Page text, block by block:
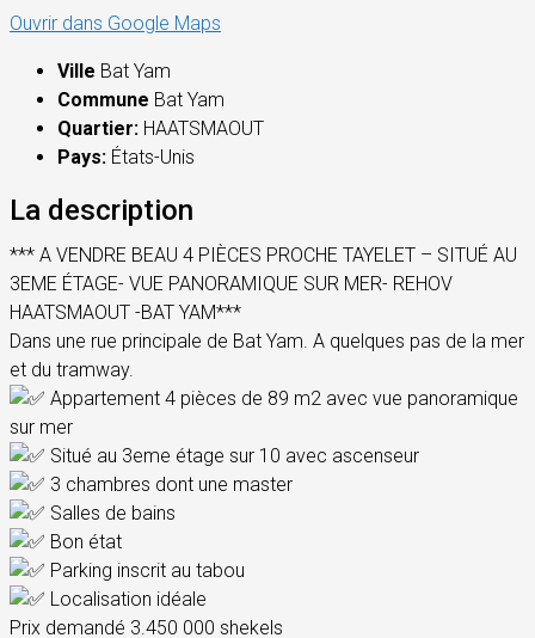
Ouvrir dans Google Maps
Ville Bat Yam
Commune Bat Yam
Quartier: HAATSMAOUT
Pays: États-Unis
La description
*** A VENDRE BEAU 4 PIÈCES PROCHE TAYELET – SITUÉ AU
3EME ÉTAGE- VUE PANORAMIQUE SUR MER- REHOV
HAATSMAOUT -BAT YAM***
Dans une rue principale de Bat Yam. A quelques pas de la mer
et du tramway.
Appartement 4 pièces de 89 m2 avec vue panoramique
sur mer
Situé au 3eme étage sur 10 avec ascenseur
3 chambres dont une master
Salles de bains
Bon état
Parking inscrit au tabou
Localisation idéale
Prix demandé 3.450 000 shekels